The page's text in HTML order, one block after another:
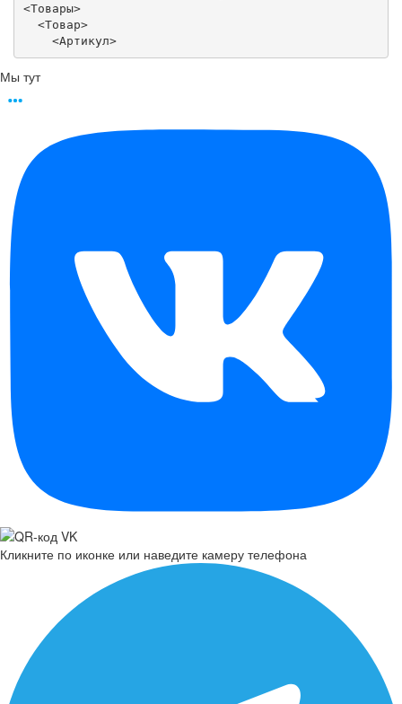
<Товары>
    <Артикул>
Мы тут
Кликните по иконке или наведите камеру телефона